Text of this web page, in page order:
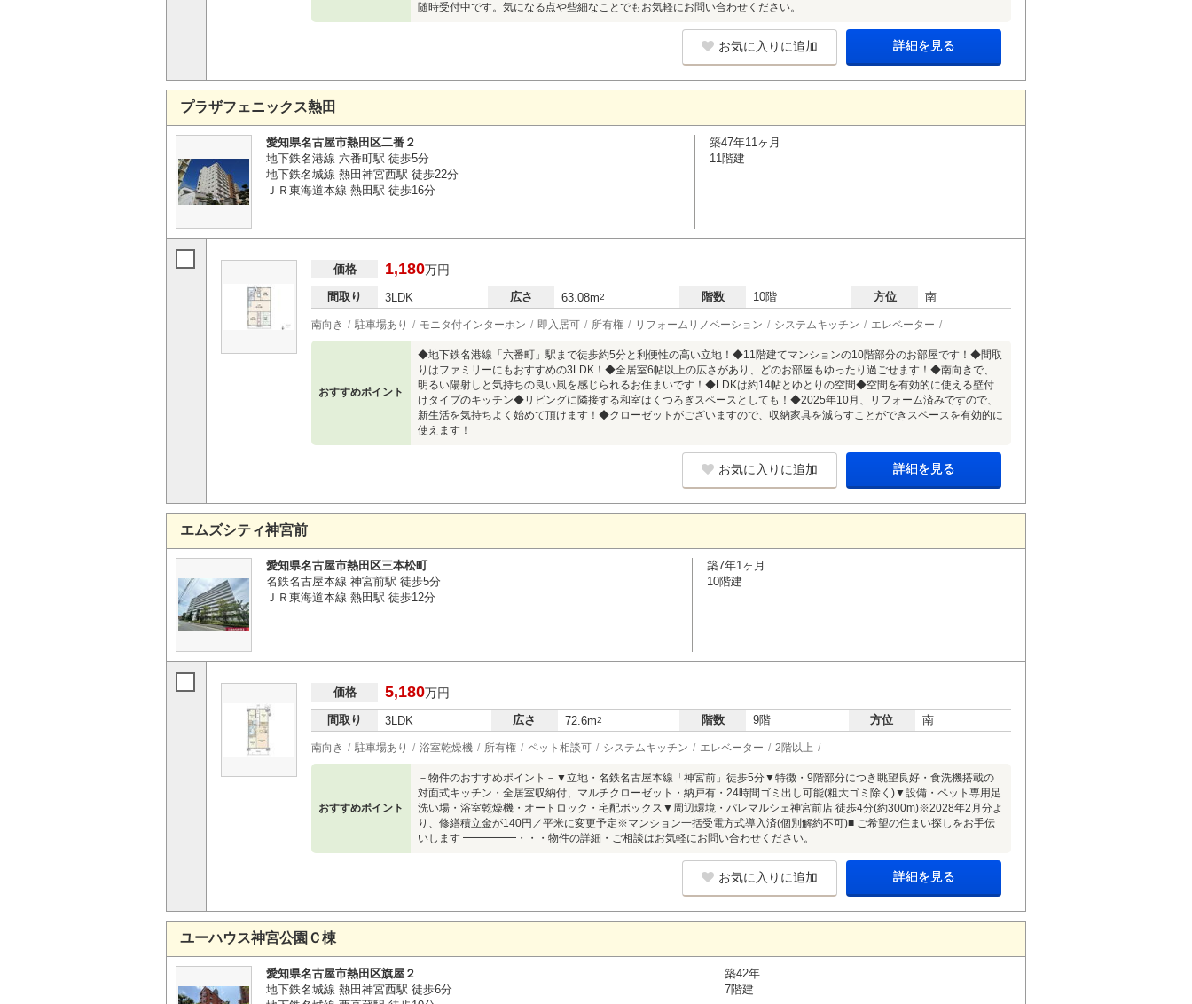
随時受付中です。気になる点や些細なことでもお気軽にお問い合わせください。
お気に入りに追加 詳細を見る
プラザフェニックス熱田
愛知県名古屋市熱田区二番２
地下鉄名港線 六番町駅 徒歩5分
地下鉄名城線 熱田神宮西駅 徒歩22分
ＪＲ東海道本線 熱田駅 徒歩16分
築47年11ヶ月
11階建
価格 1,180万円
間取り 3LDK 広さ 63.08m2 階数 10階 方位 南
南向き 駐車場あり モニタ付インターホン 即入居可 所有権 リフォームリノベーション システムキッチン エレベーター
おすすめポイント
◆地下鉄名港線「六番町」駅まで徒歩約5分と利便性の高い立地！◆11階建てマンションの10階部分のお部屋です！◆間取
りはファミリーにもおすすめの3LDK！◆全居室6帖以上の広さがあり、どのお部屋もゆったり過ごせます！◆南向きで、
明るい陽射しと気持ちの良い風を感じられるお住まいです！◆LDKは約14帖とゆとりの空間◆空間を有効的に使える壁付
けタイプのキッチン◆リビングに隣接する和室はくつろぎスペースとしても！◆2025年10月、リフォーム済みですので、
新生活を気持ちよく始めて頂けます！◆クローゼットがございますので、収納家具を減らすことができスペースを有効的に
使えます！
お気に入りに追加 詳細を見る
エムズシティ神宮前
愛知県名古屋市熱田区三本松町
名鉄名古屋本線 神宮前駅 徒歩5分
ＪＲ東海道本線 熱田駅 徒歩12分
築7年1ヶ月
10階建
価格 5,180万円
間取り 3LDK 広さ 72.6m2 階数 9階 方位 南
南向き 駐車場あり 浴室乾燥機 所有権 ペット相談可 システムキッチン エレベーター 2階以上
おすすめポイント
－物件のおすすめポイント－▼立地・名鉄名古屋本線「神宮前」徒歩5分▼特徴・9階部分につき眺望良好・食洗機搭載の
対面式キッチン・全居室収納付、マルチクローゼット・納戸有・24時間ゴミ出し可能(粗大ゴミ除く)▼設備・ペット専用足
洗い場・浴室乾燥機・オートロック・宅配ボックス▼周辺環境・パレマルシェ神宮前店 徒歩4分(約300m)※2028年2月分よ
り、修繕積立金が140円／平米に変更予定※マンション一括受電方式導入済(個別解約不可)■ ご希望の住まい探しをお手伝
いします ━━━━━・・・物件の詳細・ご相談はお気軽にお問い合わせください。
お気に入りに追加 詳細を見る
ユーハウス神宮公園Ｃ棟
愛知県名古屋市熱田区旗屋２
地下鉄名城線 熱田神宮西駅 徒歩6分
築42年
7階建